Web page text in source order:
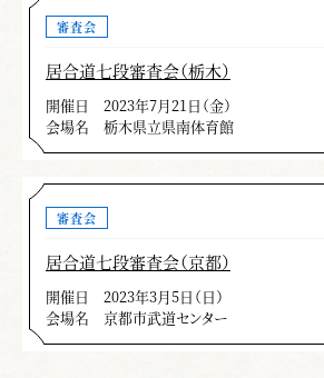
その他、全ての技で刀で叩く
下ろす事を意識してほしい。
以上が不合格となった人々の
れました。目的意識を持って
土重来を期待して寸評としま
＊この記事は、月刊「剣窓」2024年
載しています。
審査会
居合道七段審査会（栃木）
開催日
2023年7月21日（金）
会場名
栃木県立県南体育館
審査会
居合道七段審査会（京都）
開催日
2023年3月5日（日）
会場名
京都市武道センター